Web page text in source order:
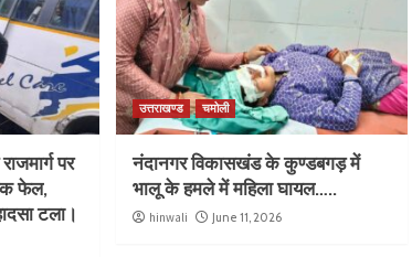
पर
फेल,
टला।
उत्तराखण्ड चमोली
नंदानगर विकासखंड के कुण्डबगड़ में
भालू के हमले में महिला घायल…..
hinwali June 11, 2026